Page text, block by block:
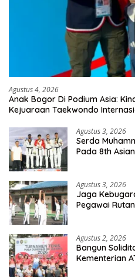
Agustus 4, 2026
Anak Bogor Di Podium Asia:
Kejuaraan Taekwondo
Agustus 3, 2026
Serda
Pada 8th
Agustus 3, 2026
Jaga
Pegawai
Agustus 2, 2026
Bangun
Kementerian